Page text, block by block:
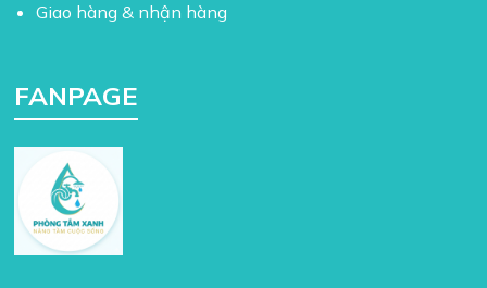
Giao hàng & nhận hàng
FANPAGE